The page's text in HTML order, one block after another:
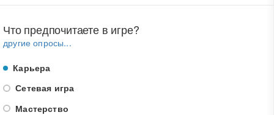
Что предпочитаете в игре?
другие опросы...
Карьера
Сетевая игра
Мастерство